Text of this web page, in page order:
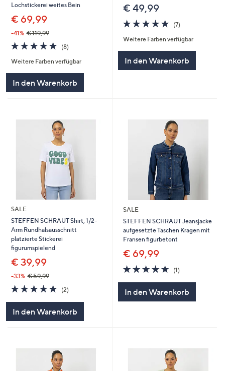
Lochstickerei weites Bein
€ 69,99
-41% € 119,99
5.0
von
5
(8)
Weitere Farben verfügbar
In den Warenkorb
€ 49,99
5.0
von
5
(7)
Weitere Farben verfügbar
In den Warenkorb
SALE
STEFFEN SCHRAUT Shirt, 1/2-
Arm Rundhalsausschnitt
platzierte Stickerei
figurumspielend
€ 39,99
-33% € 59,99
5.0
von
(2)2
In den Warenkorb
SALE
STEFFEN SCHRAUT Jeansjacke
aufgesetzte Taschen Kragen mit
Fransen figurbetont
€ 69,99
5.0
von
(1)
In den Warenkorb